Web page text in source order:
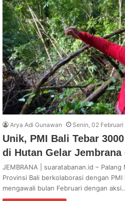
Arya Adi Gunawan Senin, 02
Unik, PMI Bali Tebar
di Hutan Gelar Jembrana
JEMBRANA | suaratabanan.id –
Provinsi Bali berkolaborasi dengan
mengawali bulan Februari dengan